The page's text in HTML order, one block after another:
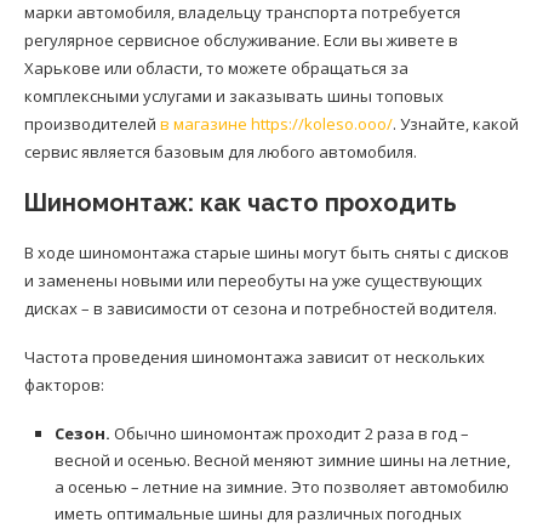
марки автомобиля, владельцу транспорта потребуется
регулярное сервисное обслуживание. Если вы живете в
Харькове или области, то можете обращаться за
комплексными услугами и заказывать шины топовых
производителей в магазине https://koleso.ooo/. Узнайте, какой
сервис является базовым для любого автомобиля.
Шиномонтаж: как часто проходить
В ходе шиномонтажа старые шины могут быть сняты с дисков
и заменены новыми или переобуты на уже существующих
дисках – в зависимости от сезона и потребностей водителя.
Частота проведения шиномонтажа зависит от нескольких
факторов:
Сезон. Обычно шиномонтаж проходит 2 раза в год –
весной и осенью. Весной меняют зимние шины на летние,
а осенью – летние на зимние. Это позволяет автомобилю
иметь оптимальные шины для различных погодных